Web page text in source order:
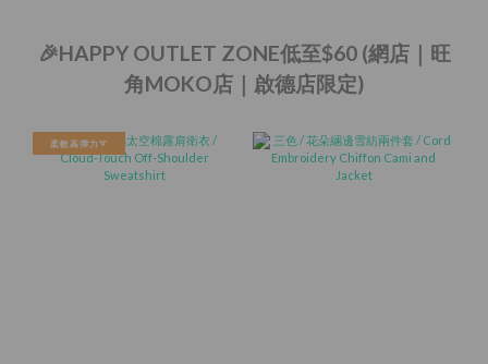
🎉HAPPY OUTLET ZONE低至$60 (網店｜旺
角MOKO店｜啟德店限定)
柔軟高彈力➰